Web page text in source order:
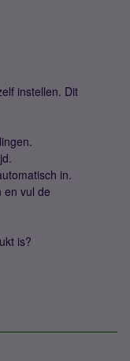
instellen. Dit
in.
en vul de
is?